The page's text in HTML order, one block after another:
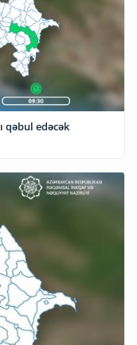
qəbul edəcək